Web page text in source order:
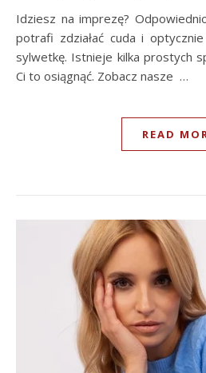
Idziesz na imprezę?
potrafi zdziałać cuda i
sylwetkę. Istnieje kilka prostych
Ci to osiągnąć. Zobacz nasze …
READ